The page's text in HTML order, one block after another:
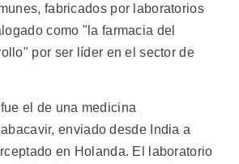
fabricados por laboratorios
como "la farmacia del
por ser líder en el sector de
el de una medicina
enviado desde India a
en Holanda. El laboratorio